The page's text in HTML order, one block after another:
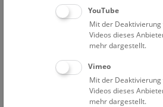
großer Asteroid über dem Gebiet von
Russland explodiert ist.
Da Plasmaschweife
Radiofrequenzen reflektieren,
niederfrequentem Radar bei Tag und
Wetter sichtbar gemacht werden.
Meteor-Radarstation
YouTube
Mit der
Videos dieses
mehr dargestellt.
Vimeo
Mit der
Videos dieses
mehr dargestellt.